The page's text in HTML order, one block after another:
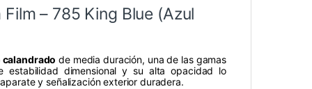
– 785 King Blue (Azul
de media duración, una de las gamas
estabilidad dimensional y su alta opacidad lo
y señalización exterior duradera.